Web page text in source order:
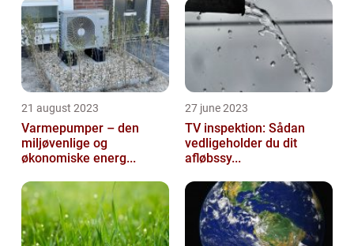
21 august 2023
Varmepumper – den
miljøvenlige og
økonomiske energ...
27 june 2023
TV inspektion: Sådan
vedligeholder du dit
afløbssy...